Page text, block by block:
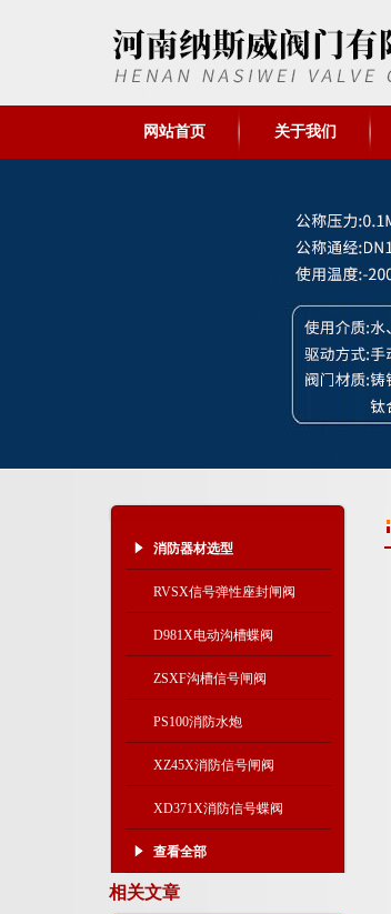
网站首页 关于我们
消防器材选型
RVSX信号弹性座封闸阀
D981X电动沟槽蝶阀
ZSXF沟槽信号闸阀
PS100消防水炮
XZ45X消防信号闸阀
XD371X消防信号蝶阀
查看全部
相关文章